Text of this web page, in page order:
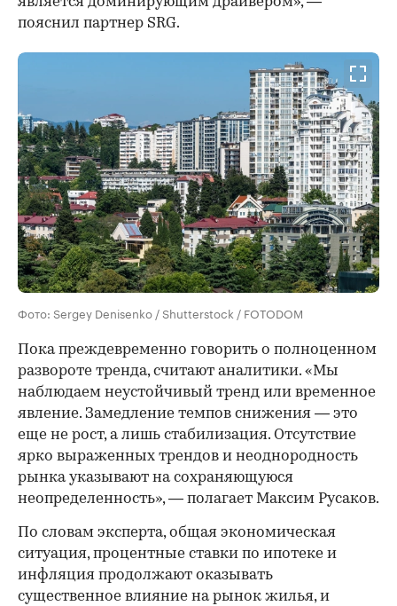
пояснил партнер SRG.
Фото: Sergey Denisenko / Shutterstock / FOTODOM
Пока преждевременно говорить о полноценном
развороте тренда, считают аналитики. «Мы
наблюдаем неустойчивый тренд или временное
явление. Замедление темпов снижения — это
еще не рост, а лишь стабилизация. Отсутствие
ярко выраженных трендов и неоднородность
рынка указывают на сохраняющуюся
неопределенность», — полагает Максим Русаков.
По словам эксперта, общая экономическая
ситуация, процентные ставки по ипотеке и
инфляция продолжают оказывать
существенное влияние на рынок жилья, и